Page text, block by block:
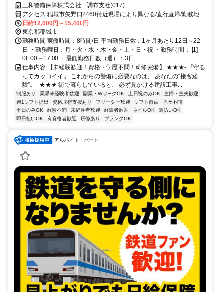
ます！
三和警備保障株式会社 調布支社(017)
アクセス 稲城市矢野口2460付近現場により異なる/直行直帰/勤務地相
談可■電話面接■来社不要
日給12,000円～15,400円
東京都稲城市
勤務時間 実働時間：8時間/日 平均勤務日数：1ヶ月あたり12日～22
日 ・勤務曜日：月・火・水・木・金・土・日・祝 ・勤務時間： [1]
08:00～17:00 ・最低勤務日数（週）：3日 ...
仕事内容 【未経験歓迎！資格・学歴不問！研修完備】 ★★★- 「守る
ってカッコイイ」 これからの警備に必要なのは、 あなたの“接客経
験”。 -★★★ 街で暮らしていると、 必ず見かける建設工事...
制服あり 業界未経験者歓迎 副業・WワークOK 土日祝のみOK
主婦・主夫歓迎
週1シフト提出
資格取得支援あり フリーター歓迎 シフト自由
学歴不問
平日のみOK
経験不問 未経験者歓迎 経験者歓迎 ネイルOK
週払いOK
即日払いOK
有資格者歓迎 研修あり ブランクOK
アルバイト・パート